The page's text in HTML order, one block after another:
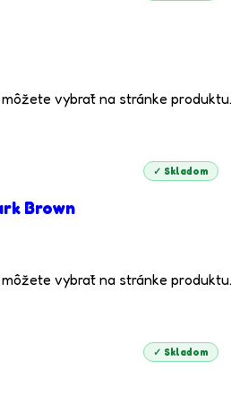
vybrať na stránke produktu.
✓ Skladom
Brown
vybrať na stránke produktu.
✓ Skladom